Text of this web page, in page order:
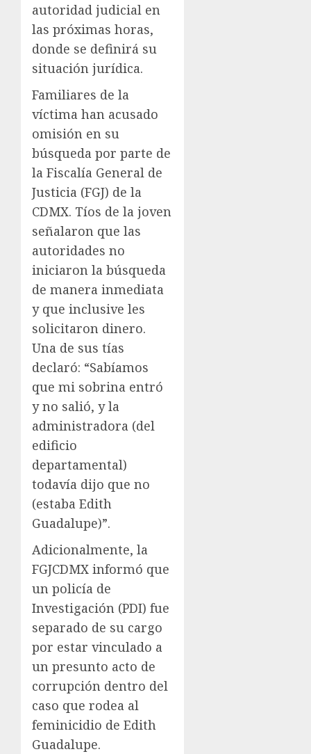
autoridad judicial en
las próximas horas,
donde se definirá su
situación jurídica.
Familiares de la
víctima han acusado
omisión en su
búsqueda por parte de
la Fiscalía General de
Justicia (FGJ) de la
CDMX. Tíos de la joven
señalaron que las
autoridades no
iniciaron la búsqueda
de manera inmediata
y que inclusive les
solicitaron dinero.
Una de sus tías
declaró: “Sabíamos
que mi sobrina entró
y no salió, y la
administradora (del
edificio
departamental)
todavía dijo que no
(estaba Edith
Guadalupe)”.
Adicionalmente, la
FGJCDMX informó que
un policía de
Investigación (PDI) fue
separado de su cargo
por estar vinculado a
un presunto acto de
corrupción dentro del
caso que rodea al
feminicidio de Edith
Guadalupe.